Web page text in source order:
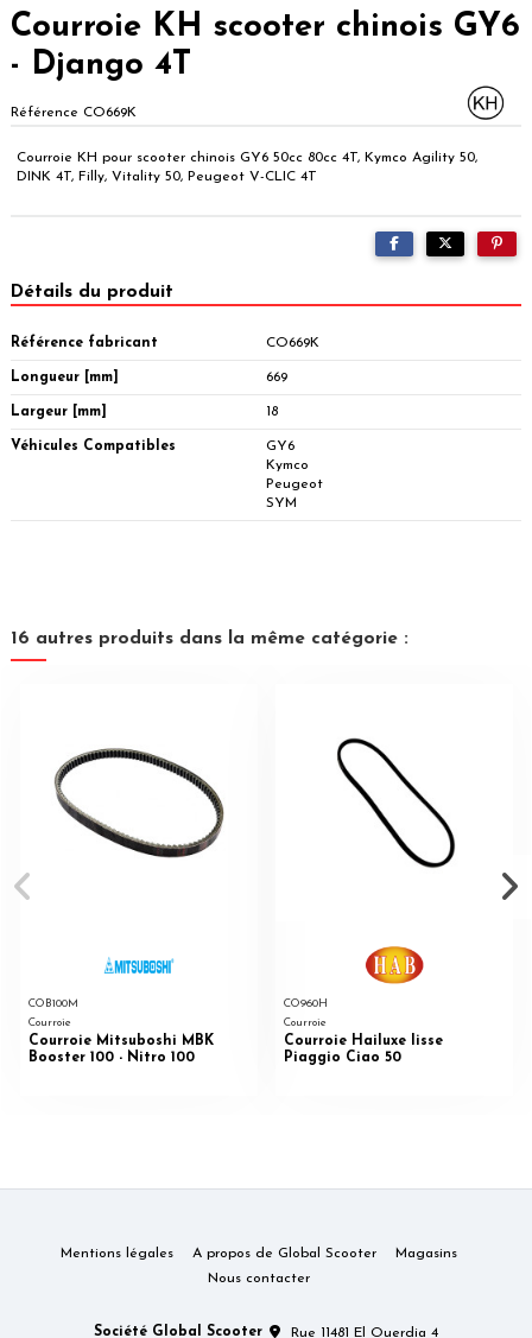
Courroie KH scooter chinois GY6
- Django 4T
Référence CO669K
Courroie KH pour scooter chinois GY6 50cc 80cc 4T, Kymco Agility 50,
DINK 4T, Filly, Vitality 50, Peugeot V-CLIC 4T
Détails du produit
Référence fabricant CO669K
Longueur [mm] 669
Largeur [mm] 18
Véhicules Compatibles
GY6
Kymco
Peugeot
SYM
16 autres produits dans la même catégorie :
COB100M
Courroie
Courroie Mitsuboshi MBK
Booster 100 - Nitro 100
CO960H
Courroie
Courroie Hailuxe lisse
Piaggio Ciao 50
Mentions légales A propos de Global Scooter
Magasins
Nous contacter
Société Global Scooter Rue 11481 El Ouerdia 4